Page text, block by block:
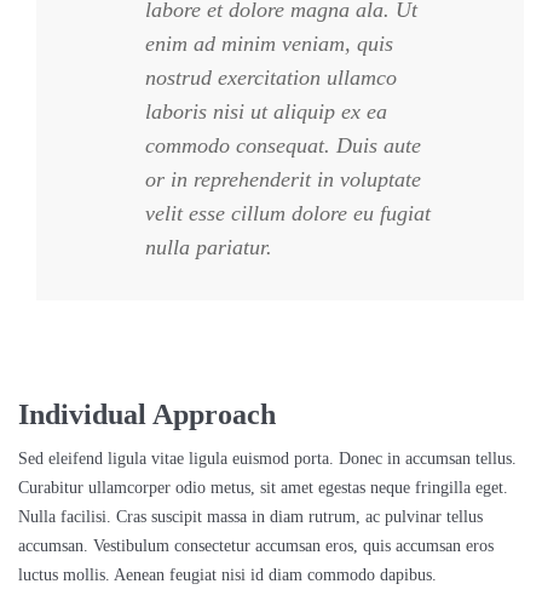
labore et dolore magna ala. Ut
enim ad minim veniam, quis
nostrud exercitation ullamco
laboris nisi ut aliquip ex ea
commodo consequat. Duis aute
or in reprehenderit in voluptate
velit esse cillum dolore eu fugiat
nulla pariatur.
Individual Approach
Sed eleifend ligula vitae ligula euismod porta. Donec in accumsan tellus.
Curabitur ullamcorper odio metus, sit amet egestas neque fringilla eget.
Nulla facilisi. Cras suscipit massa in diam rutrum, ac pulvinar tellus
accumsan. Vestibulum consectetur accumsan eros, quis accumsan eros
luctus mollis. Aenean feugiat nisi id diam commodo dapibus.